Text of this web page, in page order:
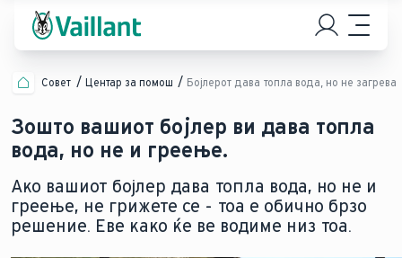
Совет Центар за помош Бојлерот дава топла вода, но не загрева
Зошто вашиот бојлер ви дава топла
вода, но не и греење.
Ако вашиот бојлер дава топла вода, но не и
греење, не грижете се - тоа е обично брзо
решение. Еве како ќе ве водиме низ тоа.